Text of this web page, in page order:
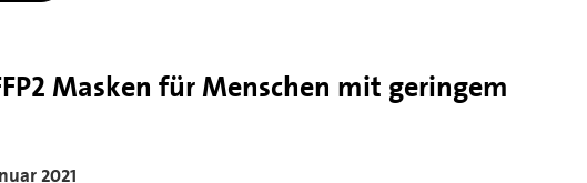
Masken für Menschen mit geringem
2021